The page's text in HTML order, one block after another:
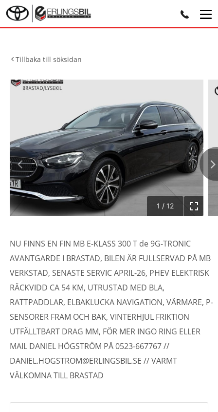
Tillbaka till söksidan
1 / 12
NU FINNS EN FIN MB E-KLASS 300 T de 9G-TRONIC
AVANTGARDE I BRASTAD, BILEN ÄR FULLSERVAD PÅ MB
VERKSTAD, SENASTE SERVIC APRIL-26, PHEV ELEKTRISK
RÄCKVIDD CA 54 KM, UTRUSTAD MED BLA,
RATTPADDLAR, ELBAKLUCKA NAVIGATION, VÄRMARE, P-
SENSORER FRAM OCH BAK, VINTERHJUL FRIKTION
UTFÄLLTBART DRAG MM, FÖR MER INGO RING ELLER
MAIL DANIEL HÖGSTRÖM PÅ 0523-667767 //
DANIEL.HOGSTROM@ERLINGSBIL.SE // VARMT
VÄLKOMNA TILL BRASTAD